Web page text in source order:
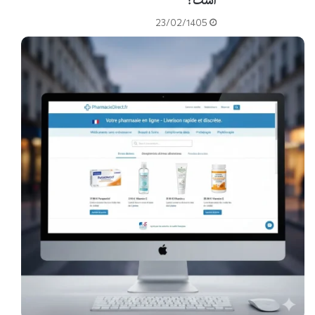
مازاد کالری لازم برای افزایش وزن کمک کند. علاوه بر این، نقش انسولین در
مسیر آنابولیک (ساخت عضلات) بسیار مهم است. افزایش انسولین پس از
مصرف کربو نوتریمد، به انتقال اسیدهای آمینه به سلول های عضلانی
کمک کرده و سنتز پروتئین عضلانی را تقویت می کند، که این فرآیند
مستقیماً به رشد و ترمیم عضلات منجر می شود.
ترکیب هوشمندانه دکستروز و مالتودکسترین در پودر
کربو نوتریمد، نه تنها انرژی فوری و پایدار را تضمین می
کند، بلکه با تحریک انسولین، فرآیند ریکاوری و رشد
عضلانی را بهینه می سازد، که یک مزیت رقابتی کلیدی
برای ورزشکاران جدی محسوب می شود.
جلوگیری از افت قند خون در حین تمرین
23/02/1405